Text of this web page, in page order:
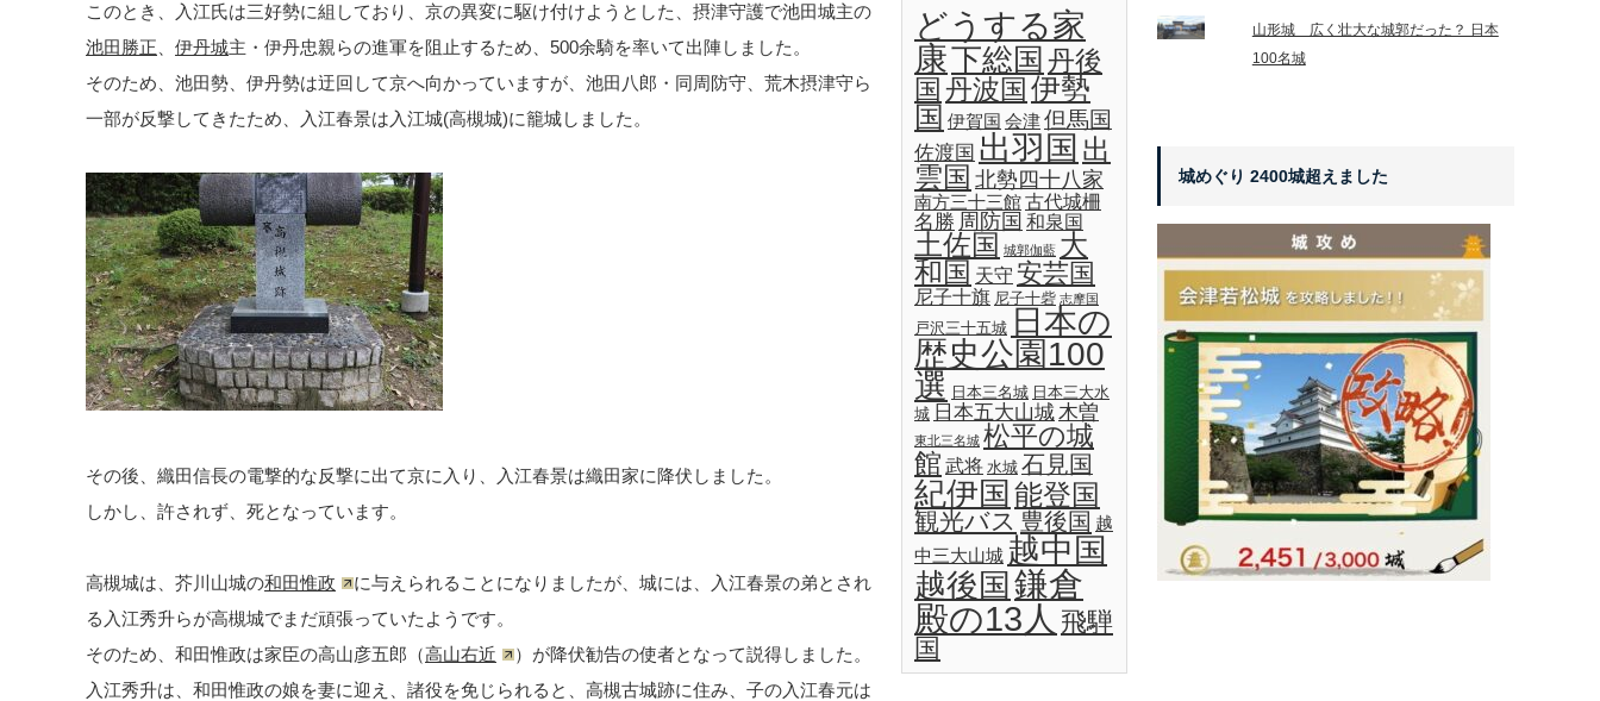
このとき、入江氏は三好勢に組しており、京の異変に駆け付けようとした、摂津守護で池田城主の
池田勝正
伊丹城主・伊丹忠親らの進軍を阻止するため、500余騎を率いて出陣しました。
そのため、池田勢、伊丹勢は迂回して京へ向かっていますが、池田八郎・同周防守、荒木摂津守ら
一部が反撃してきたため、入江春景は入江城(高槻城)に籠城しました。
その後、織田信長の電撃的な反撃に出て京に入り、入江春景は織田家に降伏しました。
しかし、許されず、死となっています。
高槻城は、芥川山城の和田惟政
に与えられることになりましたが、城には、入江春景の弟とされ
る入江秀升らが高槻城でまだ頑張っていたようです。
そのため、和田惟政は家臣の高山彦五郎（高山右近
）が降伏勧告の使者となって説得しました。
入江秀升は、和田惟政の娘を妻に迎え、諸役を免じられると、高槻古城跡に住み、子の入江春元は
どうする家
康下総国 丹後
国 丹波国 伊勢
国 伊賀国 会津但馬国
佐渡国 出羽国 出
雲国 北勢四十八家
南方三十三館古代城柵
名勝 周防国 和泉国
土佐国 城郭伽藍 大
和国 天守 安芸国
尼子十旗 尼子十砦 志摩国
戸沢三十五城 日本の
歴史公園100
選 日本三名城 日本三大水
城 日本五大山城木曽
東北三名城 松平の城
館 武将 水城 石見国
紀伊国 能登国
観光バス 豊後国 越
中三大山城 越中国
越後国 鎌倉
殿の13人 飛騨
国
山形城 広く壮大な城郭だった？ 日本
100名城
城めぐり 2400城超えました